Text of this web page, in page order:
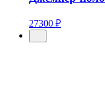
27300 ₽